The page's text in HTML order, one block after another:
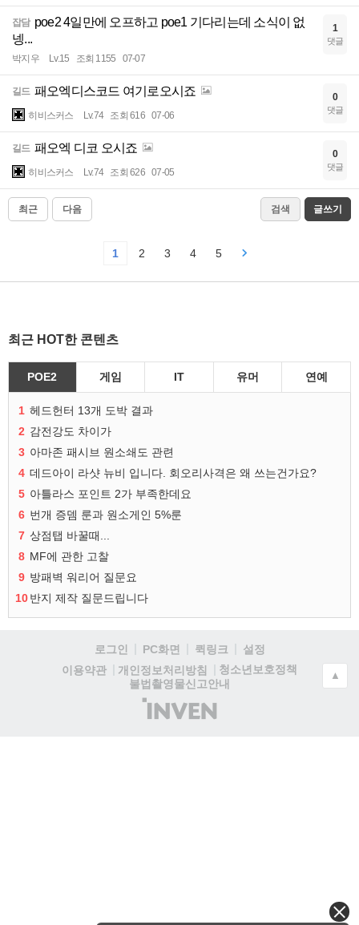
잡담 poe2 4일만에 오프하고 poe1 기다리는데 소식이 없
넹...
박지우 Lv.15 조회 1155 07-07
1
댓글
길드 패오엑디스코드 여기로오시죠
히비스커스 Lv.74 조회 616 07-06
0
댓글
길드 패오엑 디코 오시죠
히비스커스 Lv.74 조회 626 07-05
0
댓글
최근 다음 검색 글쓰기
1 2 3 4 5
최근 HOT한 콘텐츠
POE2 게임 IT 유머 연예
1 헤드헌터 13개 도박 결과
2 감전강도 차이가
3 아마존 패시브 원소쇄도 관련
4 데드아이 라샷 뉴비 입니다. 회오리사격은 왜 쓰는건가요?
5 아틀라스 포인트 2가 부족한데요
6 번개 증뎀 룬과 원소게인 5%룬
7 상점탭 바꿀때...
8 MF에 관한 고찰
9 방패벽 워리어 질문요
10반지 제작 질문드립니다
로그인 PC화면 퀵링크
설정
이용약관
개인정보처리방침
청소년보호정책
불법촬영물신고안내
(주)
인
▲